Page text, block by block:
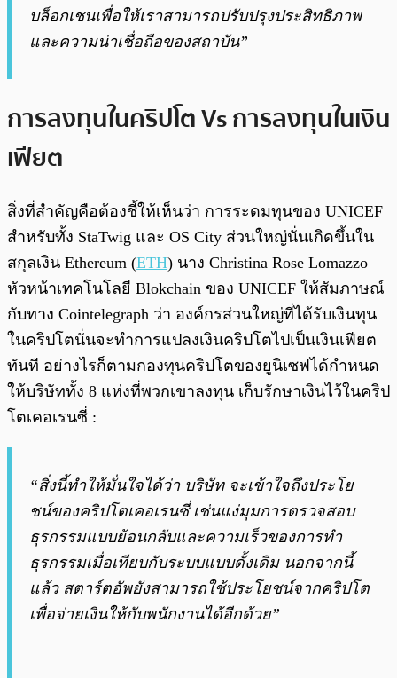
บล็อกเชนเพื่อให้เราสามารถปรับปรุงประสิทธิภาพ
และความน่าเชื่อถือของสถาบัน”
การลงทุนในคริปโต Vs การลงทุนในเงิน
เฟียต
สิ่งที่สำคัญคือต้องชี้ให้เห็นว่า การระดมทุนของ UNICEF
สำหรับทั้ง StaTwig และ OS City ส่วนใหญ่นั่นเกิดขึ้นใน
สกุลเงิน Ethereum (ETH) นาง Christina Rose Lomazzo
หัวหน้าเทคโนโลยี Blokchain ของ UNICEF ให้สัมภาษณ์
กับทาง Cointelegraph ว่า องค์กรส่วนใหญ่ที่ได้รับเงินทุน
ในคริปโตนั่นจะทำการแปลงเงินคริปโตไปเป็นเงินเฟียต
ทันที อย่างไรก็ตามกองทุนคริปโตของยูนิเซฟได้กำหนด
ให้บริษัททั้ง 8 แห่งที่พวกเขาลงทุน เก็บรักษาเงินไว้ในคริป
โตเคอเรนซี่ :
“สิ่งนี้ทำให้มั่นใจได้ว่า บริษัท จะเข้าใจถึงประโย
ชน์ของคริปโตเคอเรนซี่ เช่นแง่มุมการตรวจสอบ
ธุรกรรมแบบย้อนกลับและความเร็วของการทำ
ธุรกรรมเมื่อเทียบกับระบบแบบดั้งเดิม นอกจากนี้
แล้ว สตาร์ตอัพยังสามารถใช้ประโยชน์จากคริปโต
เพื่อจ่ายเงินให้กับพนักงานได้อีกด้วย”